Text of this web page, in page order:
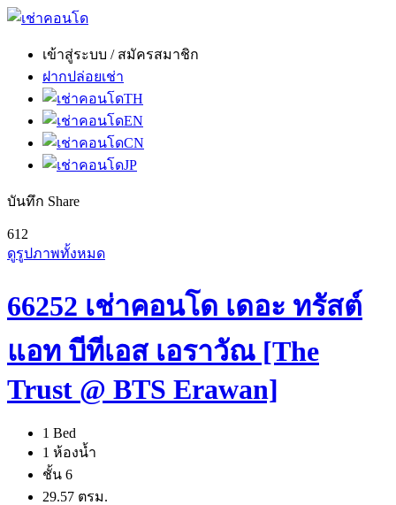
เข้าสู่ระบบ / สมัครสมาชิก
ฝากปล่อยเช่า
TH
EN
CN
JP
บันทึก Share
612
ดูรูปภาพทั้งหมด
66252 เช่าคอนโด เดอะ ทรัสต์
แอท บีทีเอส เอราวัณ [The
Trust @ BTS Erawan]
1 Bed
1 ห้องน้ำ
ชั้น 6
29.57 ตรม.